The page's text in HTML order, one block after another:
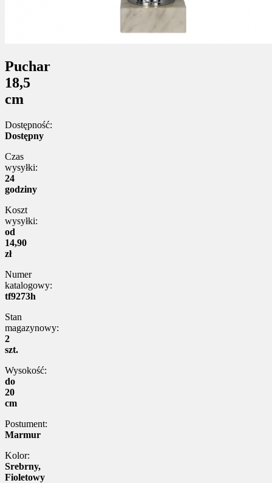
Puchar
18,5
cm
Dostępność:
Dostępny
Czas
wysyłki:
24
godziny
Koszt
wysyłki:
od
14,90
zł
Numer
katalogowy:
tf9273h
Stan
magazynowy:
2
szt.
Wysokość:
do
20
cm
Postument:
Marmur
Kolor:
Srebrny,
Fioletowy